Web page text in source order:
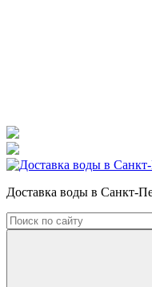
Доставка воды в Санкт-